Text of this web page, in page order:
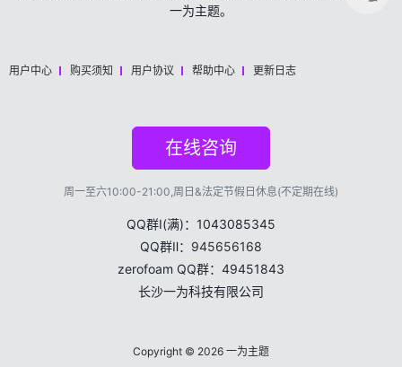
一为主题。
用户中心 购买须知 用户协议 帮助中心 更新日志
在线咨询
周一至六10:00-21:00,周日&法定节假日休息(不定期在线)
QQ群Ⅰ(满)：1043085345
QQ群Ⅱ： 945656168
zerofoam QQ群：49451843
长沙一为科技有限公司
Copyright © 2026 一为主题